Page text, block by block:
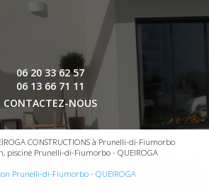
06 20 33 62 57
06 13 66 71 11
CONTACTEZ-NOUS
CONSTRUCTIONS à Prunelli-di-Fiumorbo
piscine Prunelli-di-Fiumorbo - QUEIROGA
Prunelli-di-Fiumorbo - QUEIROGA